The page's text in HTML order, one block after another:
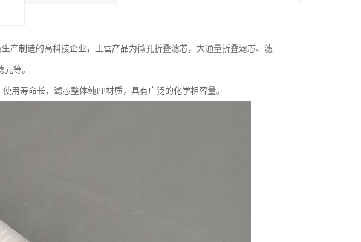
产制造的高科技企业，主营产品为微孔折叠滤芯，大通量折叠滤芯、滤
等。
用寿命长，滤芯整体纯PP材质，具有广泛的化学相容量。